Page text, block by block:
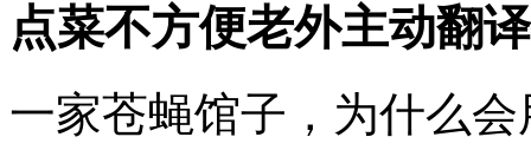
点菜不方便老外主动翻
一家苍蝇馆子，为什么